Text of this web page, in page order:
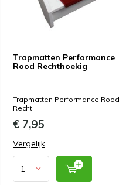
Trapmatten Performance
Rood Rechthoekig
Trapmatten Performance Rood
Recht
€ 7,95
Vergelijk